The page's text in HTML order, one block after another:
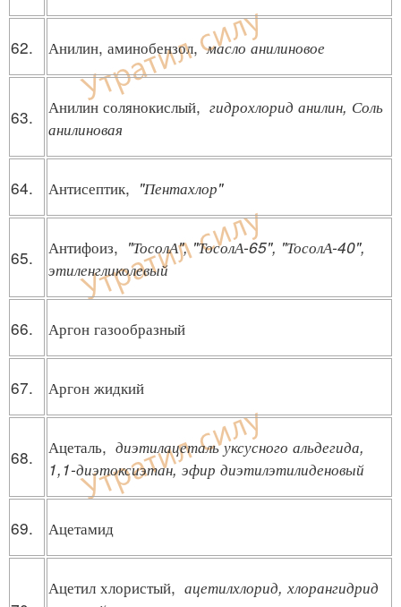
62. Анилин, аминобензол,масло анилиновое
63. Анилин солянокислый, гидрохлорид анилин, Соль
анилиновая
64. Антисептик, "Пентахлор"
65. Антифоиз, "ТосолА", "ТосолА-65", "ТосолА-40",
этиленгликолевый
66. Аргон газообразный
67. Аргон жидкий
68. Ацеталь, диэтилацеталь уксусного альдегида,
1,1-диэтоксиэтан, эфир диэтилэтилиденовый
69. Ацетамид
Ацетил хлористый, ацетилхлорид, хлорангидрид